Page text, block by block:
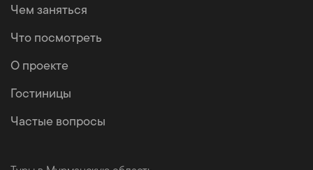
Чем заняться
Что посмотреть
О проекте
Гостиницы
Частые вопросы